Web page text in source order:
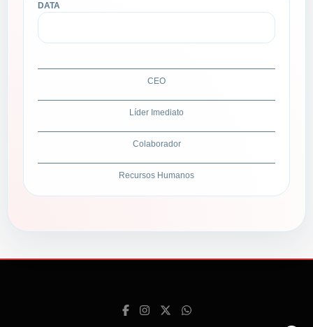
DATA
CEO
Líder Imediato
Colaborador
Recursos Humanos